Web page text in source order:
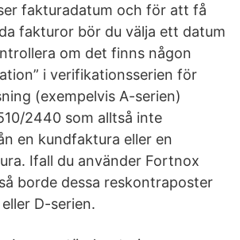
fakturadatum och för att få
fakturor bör du välja ett datum
om det finns någon
i verifikationsserien för
(exempelvis A-serien)
2440 som alltså inte
en kundfaktura eller en
Ifall du använder Fortnox
borde dessa reskontraposter
D-serien.